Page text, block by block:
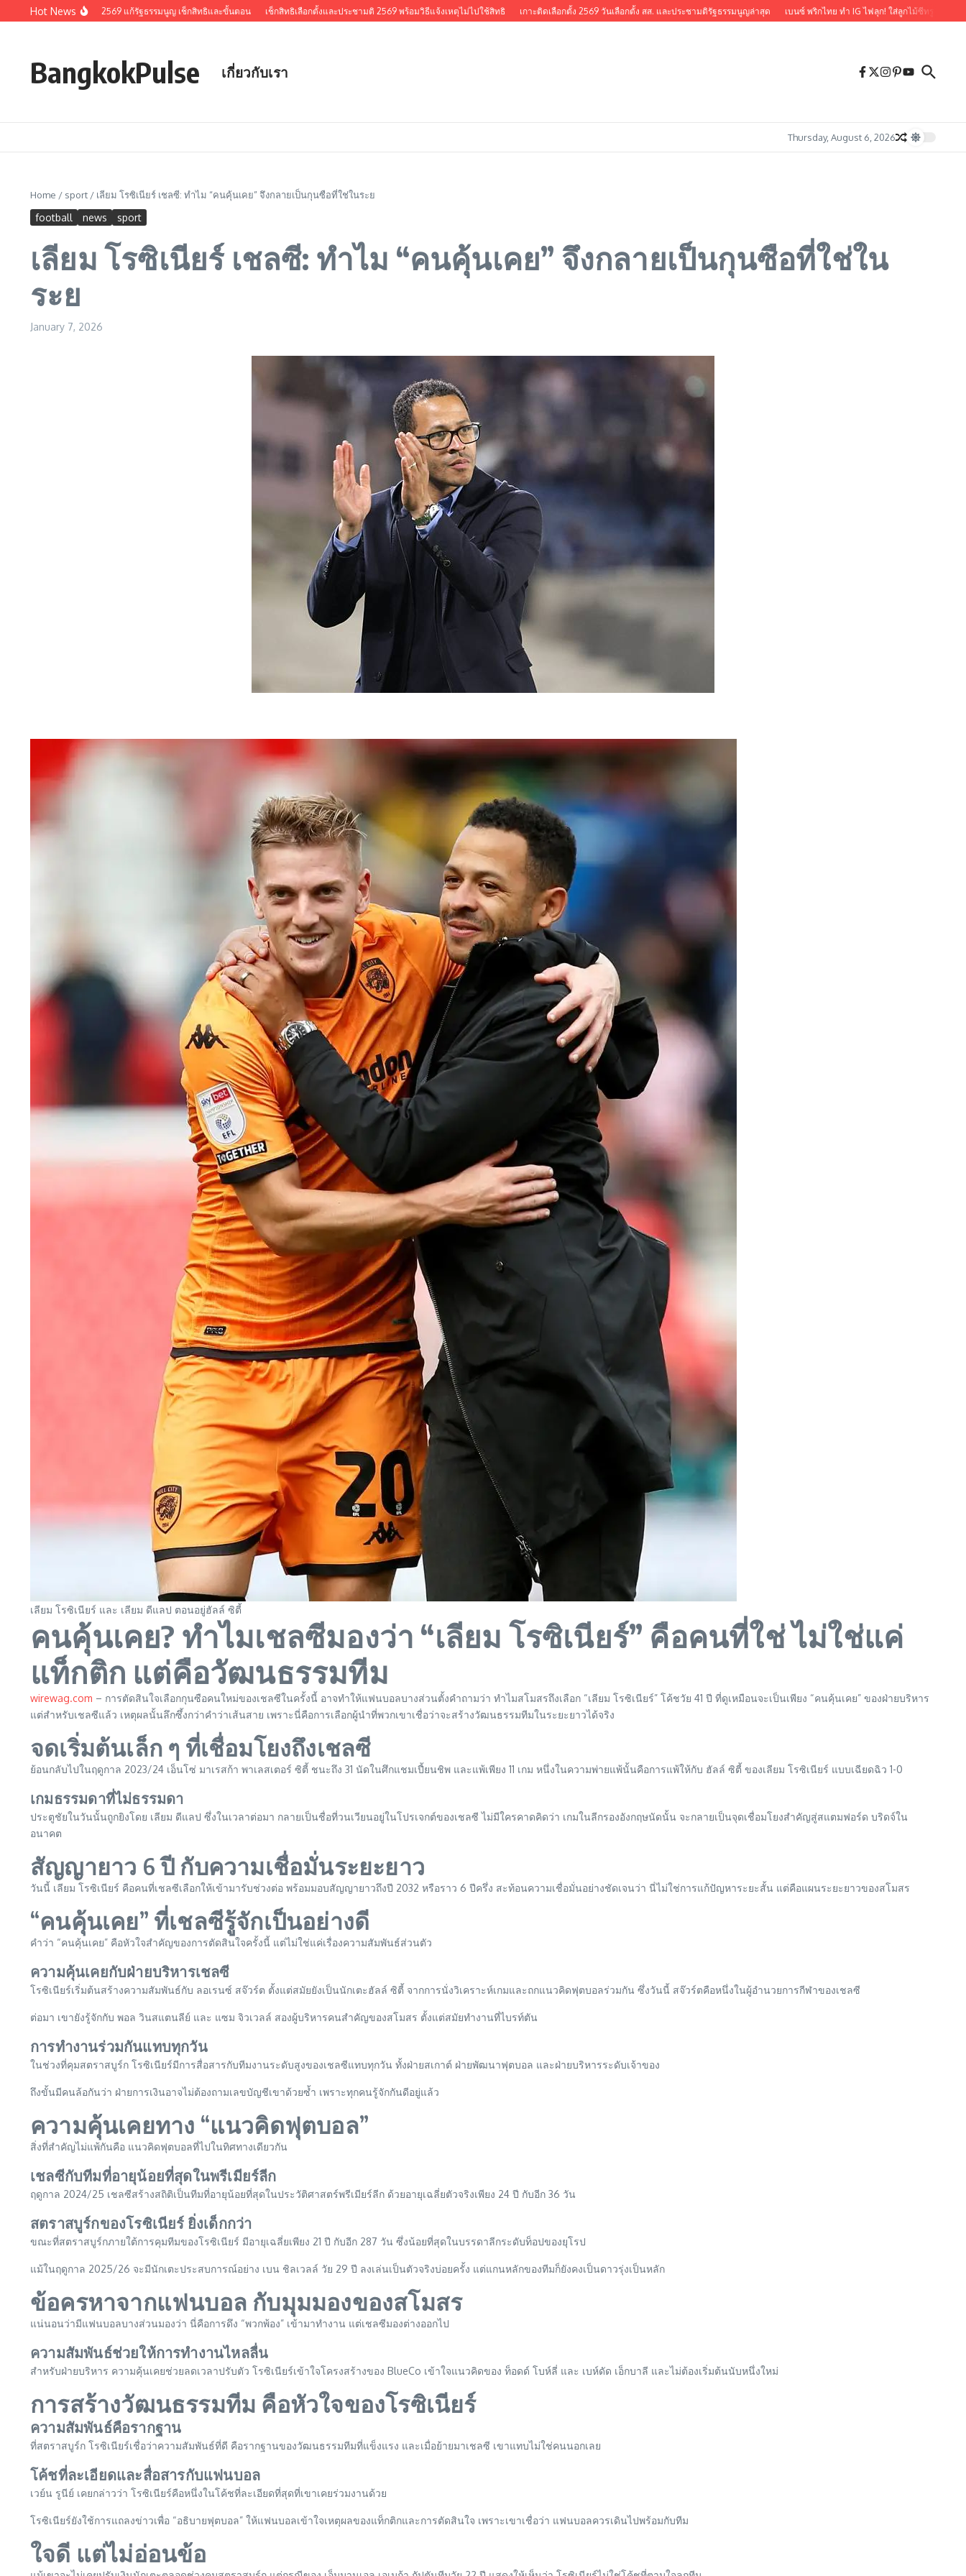
Skip to content
Hot News
ำคัญ ลงประชามติ 2569 แก้รัฐธรรมนูญ เช็กสิทธิและขั้นตอน เช็กสิทธิเลือกตั้งและประชามติ 2569 พร้อมวิธีแจ้งเหตุไม่ไปใช้สิทธิ เกาะติดเลือกตั้ง 2569 วันเลือกตั้ง สส. และประชามติรัฐธรรมนูญล่าสุด เบนซ์ พริกไทย ทำ IG ไฟลุก! ใส่ลูกไม้ซีทรู แคปชั่น “ห้ามซู
BangkokPulse เกี่ยวกับเรา
Thursday, August 6, 2026
Home / sport / เลียม โรซิเนียร์ เชลซี: ทำไม “คนคุ้นเคย” จึงกลายเป็นกุนซือที่ใช่ในระย
football news sport
เลียม โรซิเนียร์ เชลซี: ทำไม “คนคุ้นเคย” จึงกลายเป็นกุนซือที่ใช่ใน
ระย
January 7, 2026
เลียม โรซิเนียร์ และ เลียม ดีแลป ตอนอยู่ฮัลล์ ซิตี้
คนคุ้นเคย? ทำไมเชลซีมองว่า “เลียม โรซิเนียร์” คือคนที่ใช่ ไม่ใช่แค่
แท็กติก แต่คือวัฒนธรรมทีม
wirewag.com – การตัดสินใจเลือกกุนซือคนใหม่ของเชลซีในครั้งนี้ อาจทำให้แฟนบอลบางส่วนตั้งคำถามว่า ทำไมสโมสรถึงเลือก “เลียม โรซิเนียร์” โค้ชวัย 41 ปี ที่ดูเหมือนจะเป็นเพียง “คนคุ้นเคย” ของฝ่ายบริหาร
แต่สำหรับเชลซีแล้ว เหตุผลนั้นลึกซึ้งกว่าคำว่าเส้นสาย เพราะนี่คือการเลือกผู้นำที่พวกเขาเชื่อว่าจะสร้างวัฒนธรรมทีมในระยะยาวได้จริง
จดเริ่มต้นเล็ก ๆ ที่เชื่อมโยงถึงเชลซี
ย้อนกลับไปในฤดูกาล 2023/24 เอ็นโซ่ มาเรสก้า พาเลสเตอร์ ซิตี้ ชนะถึง 31 นัดในศึกแชมเปี้ยนชิพ และแพ้เพียง 11 เกม หนึ่งในความพ่ายแพ้นั้นคือการแพ้ให้กับ ฮัลล์ ซิตี้ ของเลียม โรซิเนียร์ แบบเฉียดฉิว 1-0
เกมธรรมดาที่ไม่ธรรมดา
ประตูชัยในวันนั้นถูกยิงโดย เลียม ดีแลป ซึ่งในเวลาต่อมา กลายเป็นชื่อที่วนเวียนอยู่ในโปรเจกต์ของเชลซี ไม่มีใครคาดคิดว่า เกมในลีกรองอังกฤษนัดนั้น จะกลายเป็นจุดเชื่อมโยงสำคัญสู่สแตมฟอร์ด บริดจ์ใน
อนาคต
สัญญายาว 6 ปี กับความเชื่อมั่นระยะยาว
วันนี้ เลียม โรซิเนียร์ คือคนที่เชลซีเลือกให้เข้ามารับช่วงต่อ พร้อมมอบสัญญายาวถึงปี 2032 หรือราว 6 ปีครึ่ง สะท้อนความเชื่อมั่นอย่างชัดเจนว่า นี่ไม่ใช่การแก้ปัญหาระยะสั้น แต่คือแผนระยะยาวของสโมสร
“คนคุ้นเคย” ที่เชลซีรู้จักเป็นอย่างดี
คำว่า “คนคุ้นเคย” คือหัวใจสำคัญของการตัดสินใจครั้งนี้ แต่ไม่ใช่แค่เรื่องความสัมพันธ์ส่วนตัว
ความคุ้นเคยกับฝ่ายบริหารเชลซี
โรซิเนียร์เริ่มต้นสร้างความสัมพันธ์กับ ลอเรนซ์ สจ๊วร์ต ตั้งแต่สมัยยังเป็นนักเตะฮัลล์ ซิตี้ จากการนั่งวิเคราะห์เกมและถกแนวคิดฟุตบอลร่วมกัน ซึ่งวันนี้ สจ๊วร์ตคือหนึ่งในผู้อำนวยการกีฬาของเชลซี
ต่อมา เขายังรู้จักกับ พอล วินสแตนลีย์ และ แซม จิวเวลล์ สองผู้บริหารคนสำคัญของสโมสร ตั้งแต่สมัยทำงานที่ไบรท์ตัน
การทำงานร่วมกันแทบทุกวัน
ในช่วงที่คุมสตราสบูร์ก โรซิเนียร์มีการสื่อสารกับทีมงานระดับสูงของเชลซีแทบทุกวัน ทั้งฝ่ายสเกาต์ ฝ่ายพัฒนาฟุตบอล และฝ่ายบริหารระดับเจ้าของ
ถึงขั้นมีคนล้อกันว่า ฝ่ายการเงินอาจไม่ต้องถามเลขบัญชีเขาด้วยซ้ำ เพราะทุกคนรู้จักกันดีอยู่แล้ว
ความคุ้นเคยทาง “แนวคิดฟุตบอล”
สิ่งที่สำคัญไม่แพ้กันคือ แนวคิดฟุตบอลที่ไปในทิศทางเดียวกัน
เชลซีกับทีมที่อายุน้อยที่สุดในพรีเมียร์ลีก
ฤดูกาล 2024/25 เชลซีสร้างสถิติเป็นทีมที่อายุน้อยที่สุดในประวัติศาสตร์พรีเมียร์ลีก ด้วยอายุเฉลี่ยตัวจริงเพียง 24 ปี กับอีก 36 วัน
สตราสบูร์กของโรซิเนียร์ ยิ่งเด็กกว่า
ขณะที่สตราสบูร์กภายใต้การคุมทีมของโรซิเนียร์ มีอายุเฉลี่ยเพียง 21 ปี กับอีก 287 วัน ซึ่งน้อยที่สุดในบรรดาลีกระดับท็อปของยุโรป
แม้ในฤดูกาล 2025/26 จะมีนักเตะประสบการณ์อย่าง เบน ชิลเวลล์ วัย 29 ปี ลงเล่นเป็นตัวจริงบ่อยครั้ง แต่แกนหลักของทีมก็ยังคงเป็นดาวรุ่งเป็นหลัก
ข้อครหาจากแฟนบอล กับมุมมองของสโมสร
แน่นอนว่ามีแฟนบอลบางส่วนมองว่า นี่คือการดึง “พวกพ้อง” เข้ามาทำงาน แต่เชลซีมองต่างออกไป
ความสัมพันธ์ช่วยให้การทำงานไหลลื่น
สำหรับฝ่ายบริหาร ความคุ้นเคยช่วยลดเวลาปรับตัว โรซิเนียร์เข้าใจโครงสร้างของ BlueCo เข้าใจแนวคิดของ ท็อดด์ โบห์ลี่ และ เบห์ดัด เอ็กบาลี และไม่ต้องเริ่มต้นนับหนึ่งใหม่
การสร้างวัฒนธรรมทีม คือหัวใจของโรซิเนียร์
ความสัมพันธ์คือรากฐาน
ที่สตราสบูร์ก โรซิเนียร์เชื่อว่าความสัมพันธ์ที่ดี คือรากฐานของวัฒนธรรมทีมที่แข็งแรง และเมื่อย้ายมาเชลซี เขาแทบไม่ใช่คนนอกเลย
โค้ชที่ละเอียดและสื่อสารกับแฟนบอล
เวย์น รูนีย์ เคยกล่าวว่า โรซิเนียร์คือหนึ่งในโค้ชที่ละเอียดที่สุดที่เขาเคยร่วมงานด้วย
โรซิเนียร์ยังใช้การแถลงข่าวเพื่อ “อธิบายฟุตบอล” ให้แฟนบอลเข้าใจเหตุผลของแท็กติกและการตัดสินใจ เพราะเขาเชื่อว่า แฟนบอลควรเดินไปพร้อมกับทีม
ใจดี แต่ไม่อ่อนข้อ